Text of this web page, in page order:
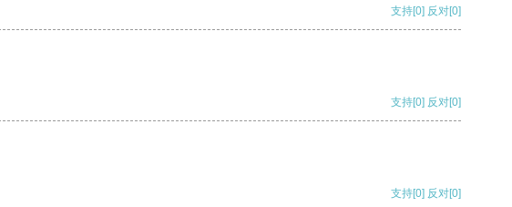
支持[0] 反对[0]
支持[0] 反对[0]
支持[0] 反对[0]